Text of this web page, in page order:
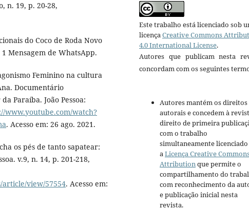
n. 19, p. 20-28,
do Coco de Roda Novo
Mensagem de WhatsApp.
Feminino na cultura
Documentário
Paraíba. João Pessoa:
www.youtube.com/watch?
. Acesso em: 26 ago. 2021.
os pés de tanto sapatear:
v.9, n. 14, p. 201-218,
view/57554. Acesso em:
Este trabalho está licenciado sob
licençaCreative Commons
4.0 International License.
Autores que publicam nesta
concordam com os seguintes
Autores mantém os direitos
autorais e concedem à
direito de primeira
com o trabalho
simultaneamente
aLicença Creative
Attributionque permite o
compartilhamento do
com reconhecimento da
e publicação inicial nesta
revista.